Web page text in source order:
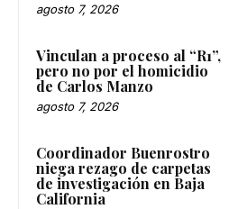
agosto 7, 2026
Vinculan a proceso al “R1”,
pero no por el homicidio
de Carlos Manzo
agosto 7, 2026
Coordinador Buenrostro
niega rezago de carpetas
de investigación en Baja
California